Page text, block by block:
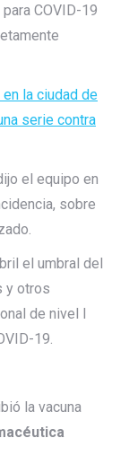
COVID-19
la ciudad de
serie contra
el equipo en
sobre
el umbral del
y otros
de nivel I
19.
la vacuna